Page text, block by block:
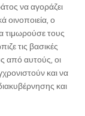
να αγοράζει
οινοποιεία, ο
τιμωρούσε τους
τις βασικές
από αυτούς, οι
και να
και